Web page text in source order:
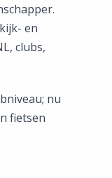
en
clubs,
nu
fietsen